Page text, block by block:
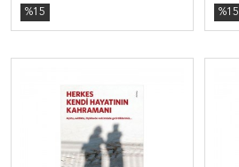
%15 %15